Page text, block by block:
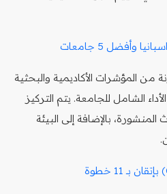
وأفضل 5 جامعات
المؤشرات الأكاديمية والبحثية
الشامل للجامعة. يتم التركيز
بالإضافة إلى البيئة